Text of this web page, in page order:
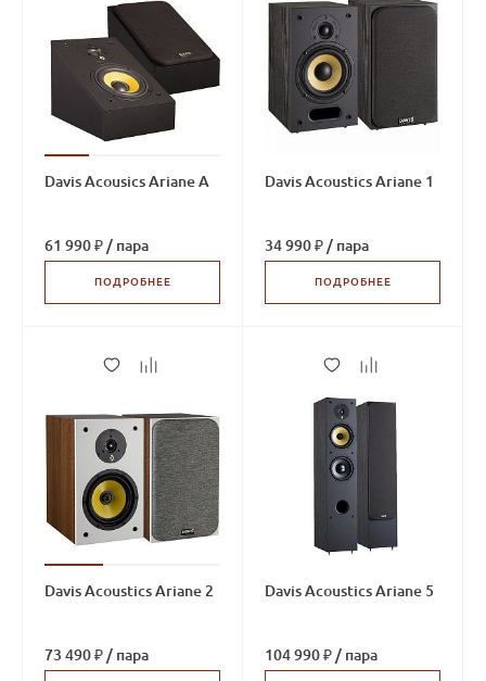
Davis Acousics Ariane A
61 990 ₽ / пара
ПОДРОБНЕЕ
Davis Acoustics Ariane 1
34 990 ₽ / пара
ПОДРОБНЕЕ
Davis Acoustics Ariane 2
73 490 ₽ / пара
Davis Acoustics Ariane 5
104 990 ₽ / пара